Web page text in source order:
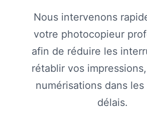
Nous intervenons
votre photocopieur
afin de réduire les
rétablir vos
numérisations dans
délais.